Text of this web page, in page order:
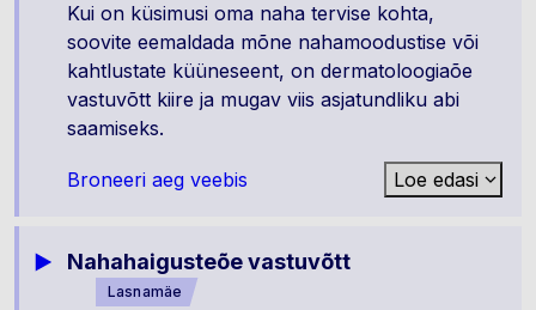
Kui on küsimusi oma naha tervise kohta,
soovite eemaldada mõne nahamoodustise või
kahtlustate küüneseent, on dermatoloogiaõe
vastuvõtt kiire ja mugav viis asjatundliku abi
saamiseks.
Broneeri aeg veebis Loe edasi
Nahahaigusteõe vastuvõtt
Lasnamäe